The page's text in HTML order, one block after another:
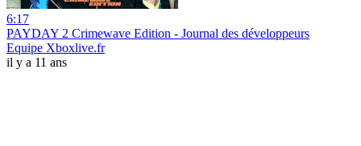
6:17
PAYDAY 2 Crimewave Edition - Journal des développeurs
Equipe Xboxlive.fr
il y a 11 ans